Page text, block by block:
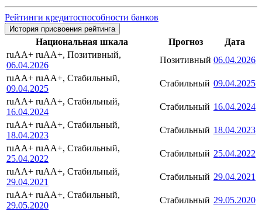
Рейтинги кредитоспособности банков
История присвоения рейтинга
Национальная шкала Прогноз
Дата
ruAA+ ruAA+, Позитивный,
06.04.2026
Позитивный 06.04.2026
ruAA+ ruAA+, Стабильный,
09.04.2025
Стабильный 09.04.2025
ruAA+ ruAA+, Стабильный,
16.04.2024
Стабильный 16.04.2024
ruAA+ ruAA+, Стабильный,
18.04.2023
Стабильный 18.04.2023
ruAA+ ruAA+, Стабильный,
25.04.2022
Стабильный 25.04.2022
ruAA+ ruAA+, Стабильный,
29.04.2021
Стабильный 29.04.2021
ruAA+ ruAA+, Стабильный,
29.05.2020
Стабильный 29.05.2020